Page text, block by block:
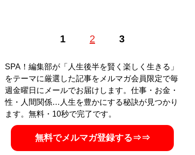
1 2 3
5000人以上の悩み相談を聞き、弱者男性に関しても記事
書）、 『ハピネスエンディング株式会社』（小学館）
X：@10anj10
『弱者男性1500万人時
データで読み解く“弱者男
SPA！編集部が「人生後半を賢く楽しく生きる」
をテーマに厳選した記事をメルマガ会員限定で毎
週金曜日にメールでお届けします。仕事・お金・
性・人間関係…人生を豊かにする秘訣が見つかり
ます。無料・10秒で完了です。
無料でメルマガ登録する⇒⇒